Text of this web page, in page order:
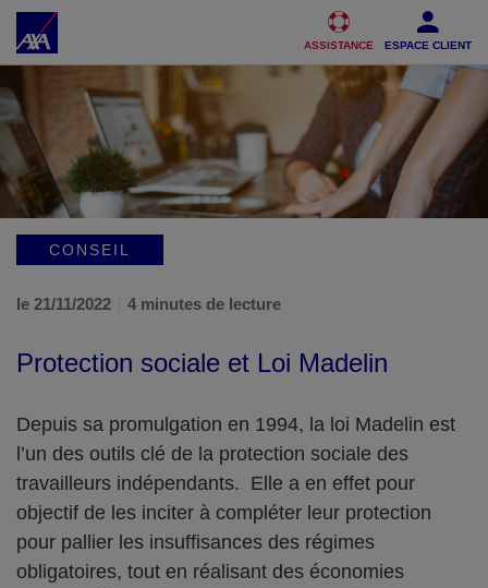
Accéder au Contenu Accéder au Pied de page
ASSISTANCE ESPACE CLIENT
CONSEIL
le 21/11/2022 4 minutes de lecture
Protection sociale et Loi Madelin
Depuis sa promulgation en 1994, la loi Madelin est
l’un des outils clé de la protection sociale des
travailleurs indépendants. Elle a en effet pour
objectif de les inciter à compléter leur protection
pour pallier les insuffisances des régimes
obligatoires, tout en réalisant des économies